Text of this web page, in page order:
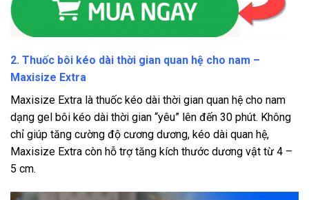
2. Thuốc bôi kéo dài thời gian quan hệ cho nam –
Maxisize Extra
Maxisize Extra là thuốc kéo dài thời gian quan hệ cho nam
dạng gel bôi kéo dài thời gian “yêu” lên đến 30 phút. Không
chỉ giúp tăng cường độ cương dương, kéo dài quan hệ,
Maxisize Extra còn hỗ trợ tăng kích thước dương vật từ 4 –
5 cm.